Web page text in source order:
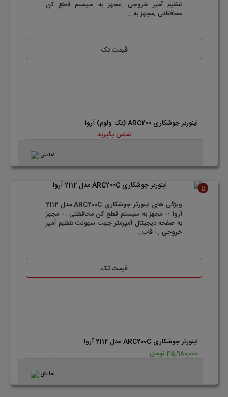
تنظیم آمپر خروجی .مجهز به سیستم قطع کن
محافظتی .مجهز به ..
قیمت تک
اینورتر جوشکاری ARC200 (تک ولوم) آروا
تماس بگیرید
نمایش
ویژگی های اینورتر جوشکاری ARC200C مدل 2112
آروا :- مجهز به سیستم قطع کن محافظتی .- مجهز
به صفحه دیجیتال آمپرمتر جهت سهولت تنظیم آمپر
خروجی .- قاب..
قیمت تک
اینورتر جوشکاری ARC200C مدل 2112 آروا
45,980,000 تومان
نمایش